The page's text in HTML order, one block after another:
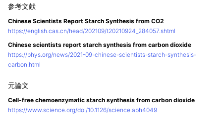
Chinese Scientists Report Starch Synthesis from CO2
https://english.cas.cn/head/202109/t20210924_284057.shtml
Chinese scientists report starch synthesis from carbon dioxide
https://phys.org/news/2021-09-chinese-scientists-starch-synthesis-
carbon.html
Cell-free chemoenzymatic starch synthesis from carbon dioxide
https://www.science.org/doi/10.1126/science.abh4049